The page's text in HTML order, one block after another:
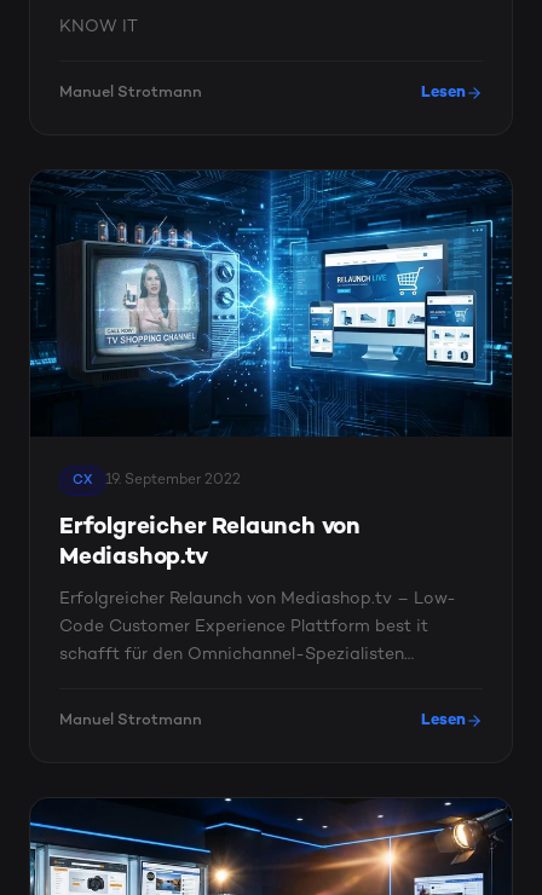
KNOW IT
Manuel Strotmann Lesen
CX 19. September 2022
Erfolgreicher Relaunch von
Mediashop.tv
Erfolgreicher Relaunch von Mediashop.tv – Low-
Code Customer Experience Plattform best it
schafft für den Omnichannel-Spezialisten
Manuel Strotmann Lesen